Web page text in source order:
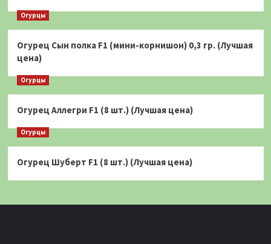
Огурцы
Огурец Сын полка F1 (мини-корнишон) 0,3 гр. (Лучшая
цена)
Огурцы
Огурец Аллегри F1 (8 шт.) (Лучшая цена)
Огурцы
Огурец Шуберт F1 (8 шт.) (Лучшая цена)